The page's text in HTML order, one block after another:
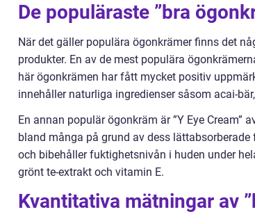
De populäraste ”bra
När det gäller populära ögonkrämer finns det
produkter. En av de mest populära
här ögonkrämen har fått mycket positiv
innehåller naturliga ingredienser såsom acai-
En annan populär ögonkräm är ”Y Eye
bland många på grund av dess
och bibehåller fuktighetsnivån i huden under
grönt te-extrakt och vitamin E.
Kvantitativa mätningar av